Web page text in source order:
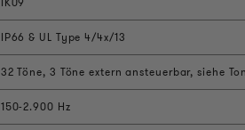
IP66 & UL Type 4/4x/13
32 Töne, 3 Töne extern ansteuerbar, siehe
150-2.900 Hz